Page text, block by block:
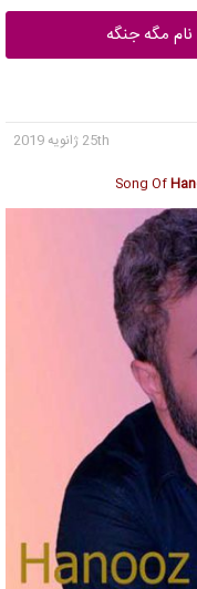
مگه جنگه
25th ژانویه 2019
Song Of